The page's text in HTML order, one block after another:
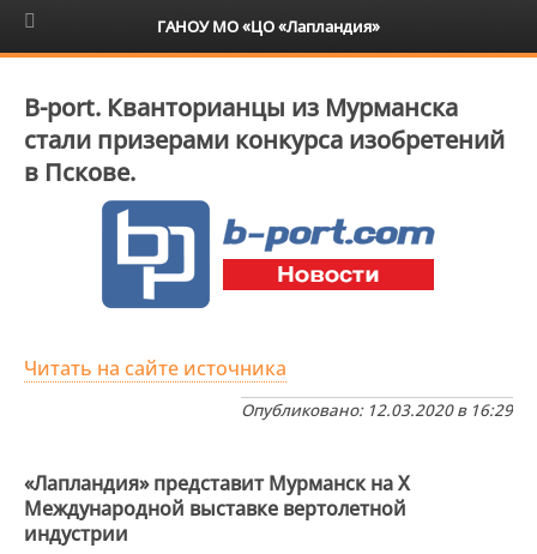
6+
B-port. Кванторианцы из Мурманска
стали призерами конкурса изобретений
в Пскове.
Читать на сайте источника
Опубликовано: 12.03.2020 в 16:29
«Лапландия» представит Мурманск на X
Международной выставке вертолетной
индустрии
ГАНОУ МО «ЦО «Лапландия»